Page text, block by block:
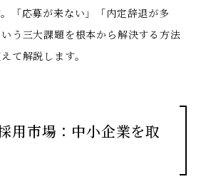
「応募が来ない」「内定辞退が多
う三大課題を根本から解決する方法
て解説します。
用市場：中小企業を取